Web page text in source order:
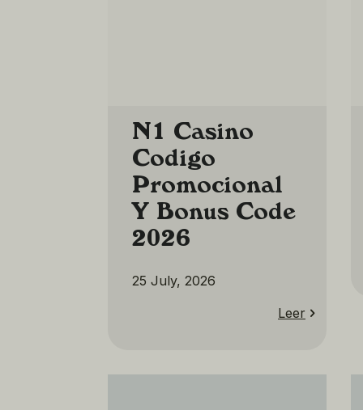
N1 Casino
Codigo
Promocional
Y Bonus Code
2026
25 July, 2026
Leer